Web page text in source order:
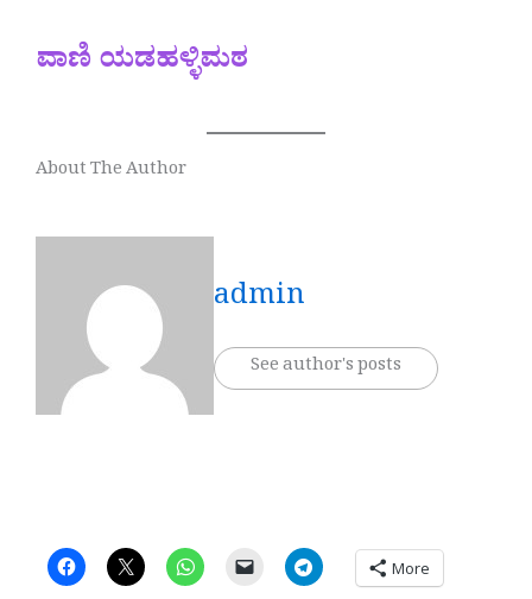
ವಾಣಿ ಯಡಹಳ್ಳಿಮಠ
About The Author
admin
See author's posts
More